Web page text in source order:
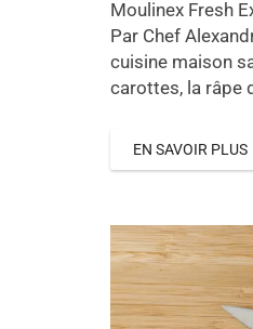
Moulinex Fresh
Par Chef
cuisine maison
carottes, la râpe
EN SAVOIR PLUS